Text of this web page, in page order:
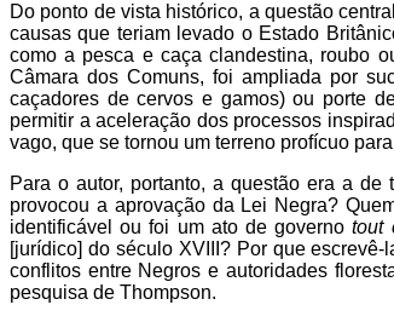
Do ponto de vista histórico, a questão
causas que teriam levado o Estado
como a pesca e caça clandestina, roubo
Câmara dos Comuns, foi ampliada por
caçadores de cervos e gamos) ou porte
permitir a aceleração dos processos
vago, que se tornou um terreno profícuo
Para o autor, portanto, a questão era a
provocou a aprovação da Lei Negra?
identificável ou foi um ato de governotout
[jurídico] do século XVIII? Por que
conflitos entre Negros e autoridades
pesquisa de Thompson.